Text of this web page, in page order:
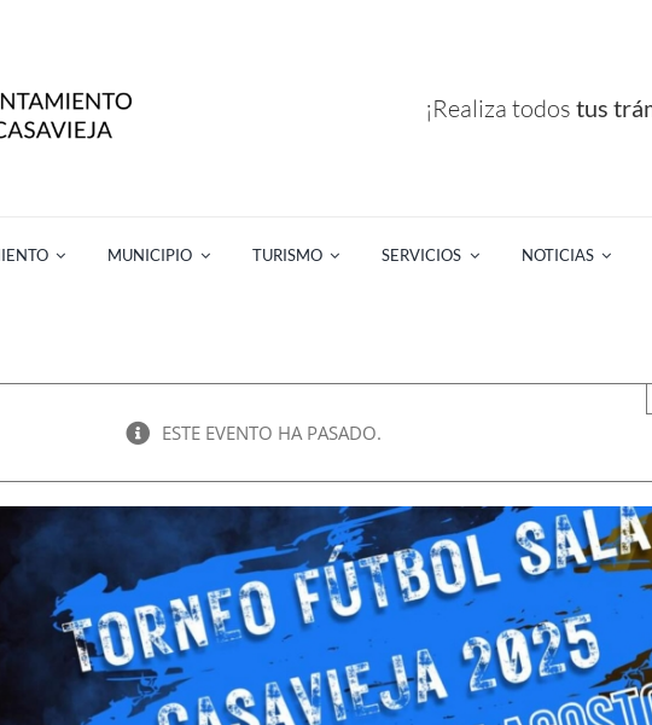
¡Realiza todos tus
MUNICIPIO TURISMO SERVICIOS NOTICIAS
ESTE EVENTO HA PASADO.